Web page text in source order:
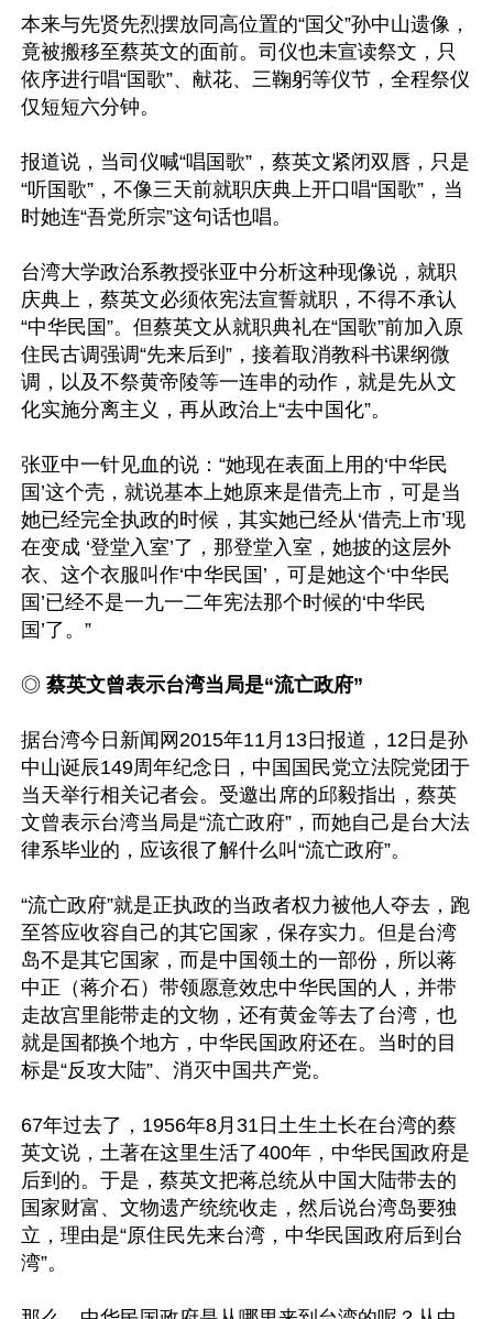
本来与先贤先烈摆放同高位置的“国父”孙中山遗像，
竟被搬移至蔡英文的面前。司仪也未宣读祭文，只
依序进行唱“国歌”、献花、三鞠躬等仪节，全程祭仪
仅短短六分钟。
报道说，当司仪喊“唱国歌”，蔡英文紧闭双唇，只是
“听国歌”，不像三天前就职庆典上开口唱“国歌”，当
时她连“吾党所宗”这句话也唱。
台湾大学政治系教授张亚中分析这种现像说，就职
庆典上，蔡英文必须依宪法宣誓就职，不得不承认
“中华民国”。但蔡英文从就职典礼在“国歌”前加入原
住民古调强调“先来后到”，接着取消教科书课纲微
调，以及不祭黄帝陵等一连串的动作，就是先从文
化实施分离主义，再从政治上“去中国化”。
张亚中一针见血的说：“她现在表面上用的‘中华民
国’这个壳，就说基本上她原来是借壳上市，可是当
她已经完全执政的时候，其实她已经从‘借壳上市’现
在变成 ‘登堂入室’了，那登堂入室，她披的这层外
衣、这个衣服叫作‘中华民国’，可是她这个‘中华民
国’已经不是一九一二年宪法那个时候的‘中华民
国’了。”
◎ 蔡英文曾表示台湾当局是“流亡政府”
据台湾今日新闻网2015年11月13日报道，12日是孙
中山诞辰149周年纪念日，中国国民党立法院党团于
当天举行相关记者会。受邀出席的邱毅指出，蔡英
文曾表示台湾当局是“流亡政府”，而她自己是台大法
律系毕业的，应该很了解什么叫“流亡政府”。
“流亡政府”就是正执政的当政者权力被他人夺去，跑
至答应收容自己的其它国家，保存实力。但是台湾
岛不是其它国家，而是中国领土的一部份，所以蒋
中正（蒋介石）带领愿意效忠中华民国的人，并带
走故宫里能带走的文物，还有黄金等去了台湾，也
就是国都换个地方，中华民国政府还在。当时的目
标是“反攻大陆”、消灭中国共产党。
67年过去了，1956年8月31日土生土长在台湾的蔡
英文说，土著在这里生活了400年，中华民国政府是
后到的。于是，蔡英文把蒋总统从中国大陆带去的
国家财富、文物遗产统统收走，然后说台湾岛要独
立，理由是“原住民先来台湾，中华民国政府后到台
湾”。